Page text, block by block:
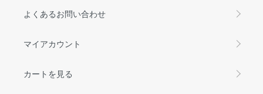
よくあるお問い合わせ
マイアカウント
カートを見る